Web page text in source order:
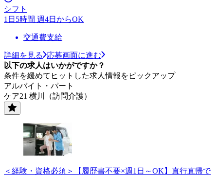
シフト
1日5時間 週4日からOK
交通費支給
詳細を見る
応募画面に進む
以下の求人はいかがですか？
条件を緩めてヒットした求人情報をピックアップ
アルバイト・パート
ケア21 横川（訪問介護）
＜経験・資格必須＞【履歴書不要×週1日～OK】直行直帰で